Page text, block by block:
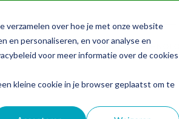
verzamelen over hoe je met onze website
en personaliseren, en voor analyse en
voor meer informatie over de cookies
kleine cookie in je browser geplaatst om te
OPLOSSINGEN